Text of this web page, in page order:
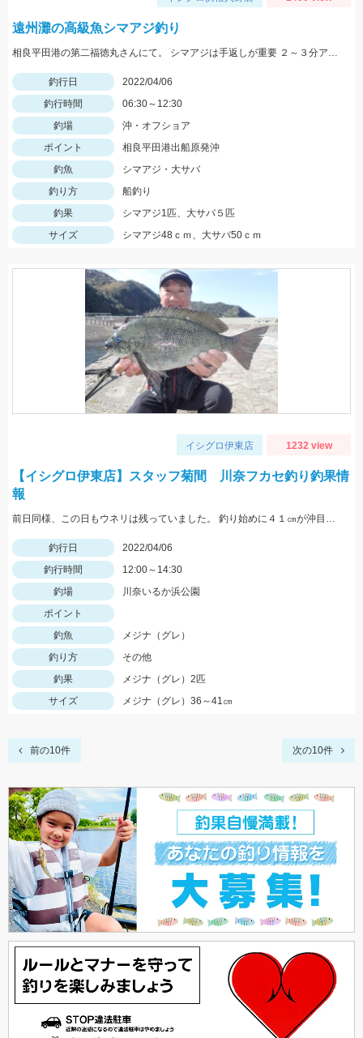
遠州灘の高級魚シマアジ釣り
相良平田港の第二福徳丸さんにて。 シマアジは手返しが重要 ２～３分アタリがなかったら上げる。
釣行日
2022/04/06
釣行時間
06:30～12:30
釣場
沖・オフショア
ポイント
相良平田港出船原発沖
釣魚
シマアジ・大サバ
釣り方
船釣り
釣果
シマアジ1匹、大サバ５匹
サイズ
シマアジ48ｃｍ、大サバ50ｃｍ
イシグロ伊東店 1232 view
【イシグロ伊東店】スタッフ菊間 川奈フカセ釣り釣果情
報
前日同様、この日もウネリは残っていました。 釣り始めに４１㎝が沖目で釣れましたが 手前はリリースサイズが多かったです。
釣行日
2022/04/06
釣行時間
12:00～14:30
釣場
川奈いるか浜公園
ポイント
釣魚
メジナ（グレ）
釣り方
その他
釣果
メジナ（グレ）2匹
サイズ
メジナ（グレ）36～41㎝
前の10件 次の10件